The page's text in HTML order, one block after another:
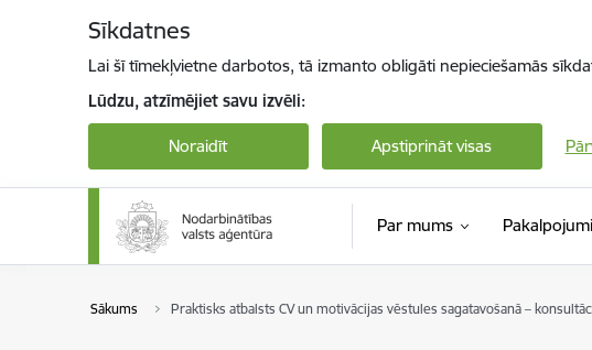
Sīkdatnes
Lai šī tīmekļvietne darbotos, tā izmanto obligāti nepieciešamās
Lūdzu, atzīmējiet savu izvēli:
Noraidīt Apstiprināt visas
Par mums Pakalpojumi
Sākums Praktisks atbalsts CV un motivācijas vēstules sagatavošanā –